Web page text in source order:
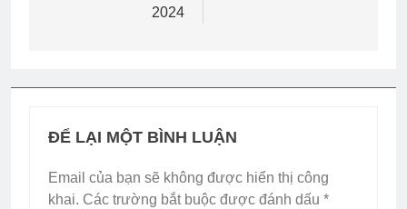
2024
ĐỂ LẠI MỘT BÌNH LUẬN
Email của bạn sẽ không được hiển thị công
khai. Các trường bắt buộc được đánh dấu *